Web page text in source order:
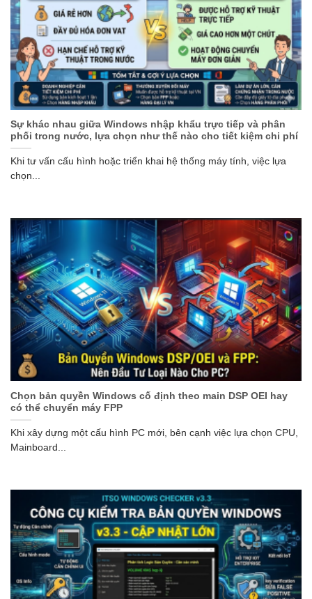
Sự khác nhau giữa Windows nhập khẩu trực tiếp và phân
phối trong nước, lựa chọn như thế nào cho tiết kiệm chi phí
Khi tư vấn cấu hình hoặc triển khai hệ thống máy tính, việc lựa
chọn...
Chọn bản quyền Windows cố định theo main DSP OEI hay
có thể chuyển máy FPP
Khi xây dựng một cấu hình PC mới, bên cạnh việc lựa chọn CPU,
Mainboard...